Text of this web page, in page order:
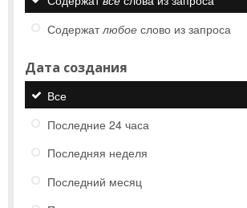
Содержатлюбое слово из запроса
Дата создания
Все
Последние 24 часа
Последняя неделя
Последний месяц